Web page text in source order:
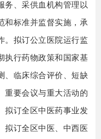
务、采供血机构管理以
和标准并监督实施，承
。拟订公立医院运行监
执行药物政策和国家基
、临床综合评价、短缺
重要会议与重大活动的
拟订全区中医药事业发
拟订全区中医、中西医